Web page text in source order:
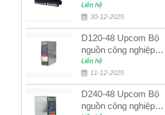
Industrial 250W
PoE/PoE+
Liên hệ
30-12-2025
D120-48 Upcom Bộ
nguồn công nghiệp
đầu ra đơn 120W
48VDC
Liên hệ
11-12-2025
D240-48 Upcom Bộ
nguồn công nghiệp